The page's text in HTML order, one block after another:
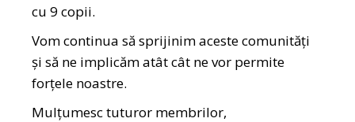
cu 9 copii.
Vom continua să sprijinim aceste comunități
și să ne implicăm atât cât ne vor permite
forțele noastre.
Mulțumesc tuturor membrilor,